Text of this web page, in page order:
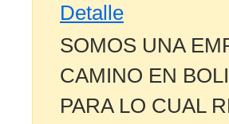
Detalle
SOMOS UNA
CAMINO EN
PARA LO CUAL